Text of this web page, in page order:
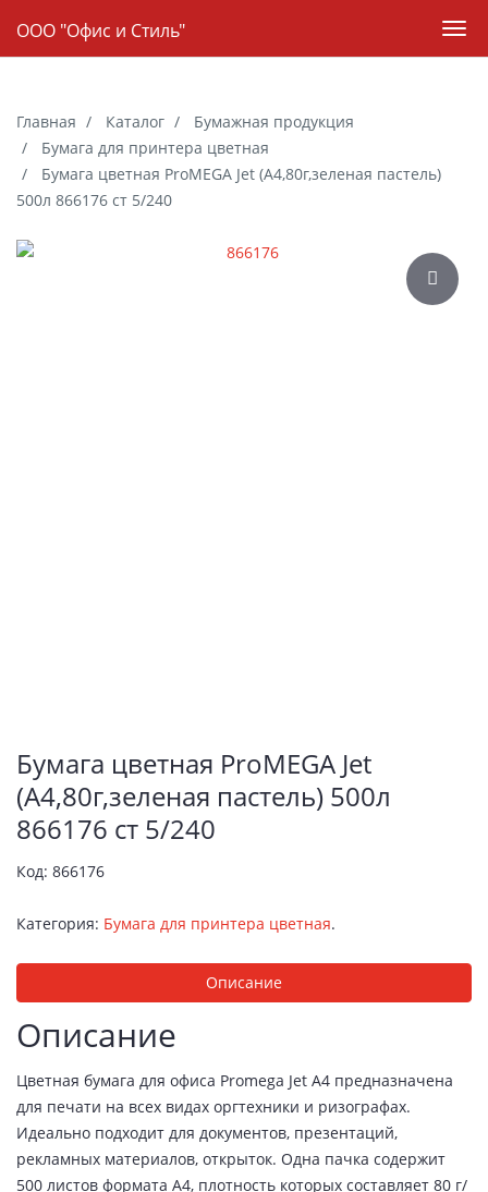
content
Навигация
ООО "Офис и Стиль"
Главная Каталог
Бумажная продукция
Бумага для принтера цветная
Бумага цветная ProMEGA Jet (А4,80г,зеленая пастель)
500л 866176 ст 5/240
Галерея
Бумага цветная ProMEGA Jet
(А4,80г,зеленая пастель) 500л
866176 ст 5/240
Код: 866176
Категория: Бумага для принтера цветная.
Описание
Описание
Цветная бумага для офиса Promega Jet A4 предназначена
для печати на всех видах оргтехники и ризографах.
Идеально подходит для документов, презентаций,
рекламных материалов, открыток. Одна пачка содержит
500 листов формата А4, плотность которых составляет 80 г/